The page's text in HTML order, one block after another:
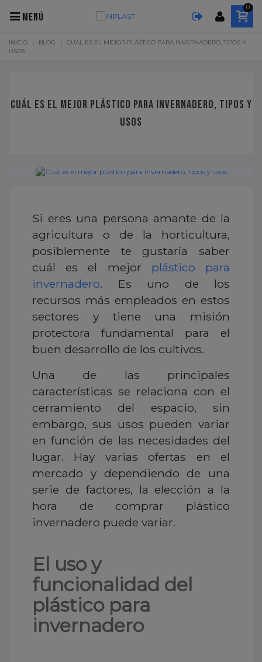
MENÚ
0
INICIO | BLOG |
CUÁL ES EL MEJOR PLÁSTICO PARA INVERNADERO, TIPOS Y
USOS
CUÁL ES EL MEJOR PLÁSTICO PARA INVERNADERO, TIPOS Y
USOS
Si eres una persona amante de la
agricultura o de la horticultura,
posiblemente te gustaría saber
cuál es el mejor plástico para
invernadero. Es uno de los
recursos más empleados en estos
sectores y tiene una misión
protectora fundamental para el
buen desarrollo de los cultivos.
Una de las principales
características se relaciona con el
cerramiento del espacio, sin
embargo, sus usos pueden variar
en función de las necesidades del
lugar. Hay varias ofertas en el
mercado y dependiendo de una
serie de factores, la elección a la
hora de comprar plástico
invernadero puede variar.
El uso y
funcionalidad del
plástico para
invernadero